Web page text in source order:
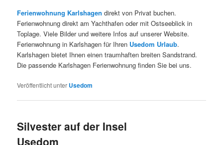
Ferienwohnung Karlshagen direkt von Privat buchen.
Ferienwohnung direkt am Yachthafen oder mit Ostseeblick in
Toplage. Viele Bilder und weitere Infos auf unserer Website.
Ferienwohnung in Karlshagen für Ihren Usedom Urlaub.
Karlshagen bietet Ihnen einen traumhaften breiten Sandstrand.
Die passende Karlshagen Ferienwohnung finden Sie bei uns.
Veröffentlicht unter Usedom
Silvester auf der Insel
Usedom